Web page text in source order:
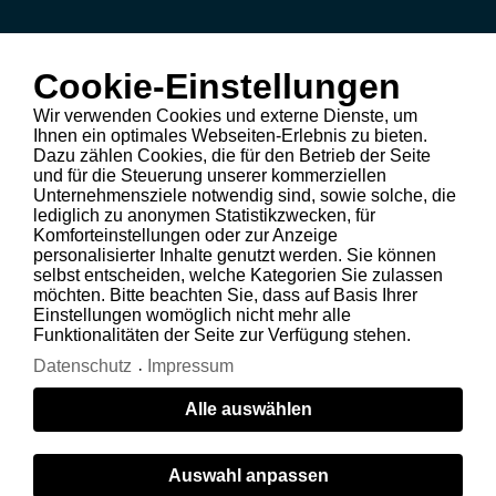
Cookie-Einstellungen
Wir verwenden Cookies und externe Dienste, um
Ihnen ein optimales Webseiten-Erlebnis zu bieten.
Dazu zählen Cookies, die für den Betrieb der Seite
und für die Steuerung unserer kommerziellen
Unternehmensziele notwendig sind, sowie solche, die
lediglich zu anonymen Statistikzwecken, für
Komforteinstellungen oder zur Anzeige
personalisierter Inhalte genutzt werden. Sie können
selbst entscheiden, welche Kategorien Sie zulassen
möchten. Bitte beachten Sie, dass auf Basis Ihrer
Einstellungen womöglich nicht mehr alle
Funktionalitäten der Seite zur Verfügung stehen.
Datenschutz
Impressum
Alle auswählen
Auswahl anpassen